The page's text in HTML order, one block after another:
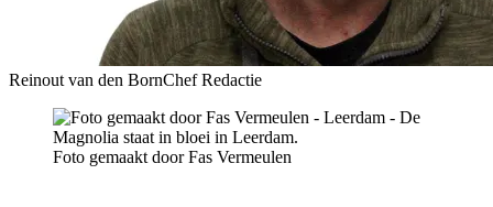
Reinout van den BornChef Redactie
Foto gemaakt door Fas Vermeulen